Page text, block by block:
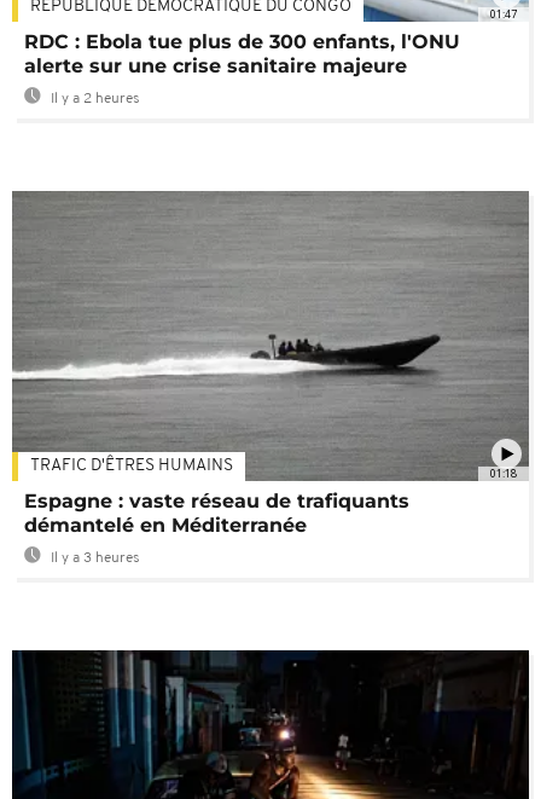
01:47
RÉPUBLIQUE DÉMOCRATIQUE DU CONGO
RDC : Ebola tue plus de 300 enfants, l'ONU
alerte sur une crise sanitaire majeure
Il y a 2 heures
01:18
TRAFIC D'ÊTRES HUMAINS
Espagne : vaste réseau de trafiquants
démantelé en Méditerranée
Il y a 3 heures